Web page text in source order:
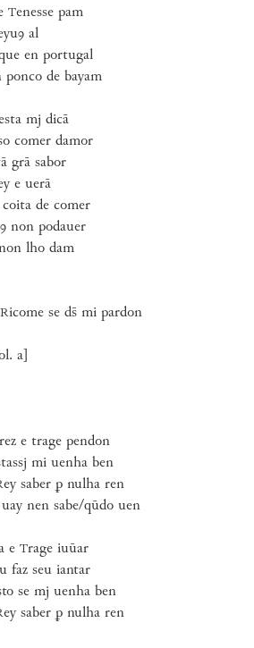
Tenesse pam
al
en portugal
de bayam
mj dicā
comer damor
grā sabor
e uerā
de comer
non podauer
lho dam
Ricome se ds̄ mi pardon
a]
e trage pendon
mi uenha ben
ey saber ꝑ nulha ren
nen sabe/qūdo uen
eTrage iuūar
faz seu iantar
se mj uenha ben
ey saber ꝑ nulha ren